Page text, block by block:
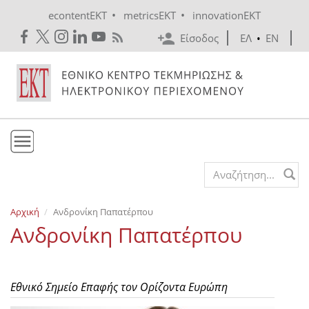
econtentEKT • metricsEKT •
innovationEKT
Είσοδος
ΕΛ • EN
Εκδόσεις
Ενημέρωση
Search form
Αρχική Ανδρονίκη Παπατέρπου
Ανδρονίκη Παπατέρπου
Εθνικό Σημείο Επαφής τον Ορίζοντα Ευρώπη